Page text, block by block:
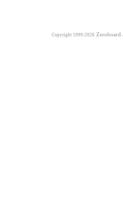
Copyright 1999-2026 Zeroboard